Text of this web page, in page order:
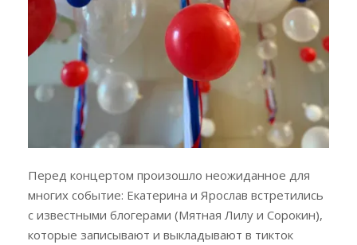
Перед концертом произошло неожиданное для
многих событие: Екатерина и Ярослав встретились
с известными блогерами (Мятная Лилу и Сорокин),
которые записывают и выкладывают в тикток